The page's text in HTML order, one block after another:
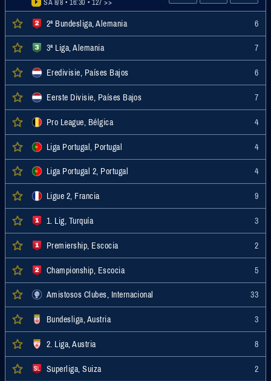
SA 8/8 • 16:30 • 127 >>
2ª Bundesliga, Alemania 6
3ª Liga, Alemania 7
Eredivisie, Países Bajos 6
Eerste Divisie, Países Bajos 7
Pro League, Bélgica 4
Liga Portugal, Portugal 4
Liga Portugal 2, Portugal 4
Ligue 2, Francia 9
1. Lig, Turquía 3
Premiership, Escocia 2
Championship, Escocia 5
Amistosos Clubes, Internacional 33
Bundesliga, Austria 3
2. Liga, Austria 8
Superliga, Suiza 2